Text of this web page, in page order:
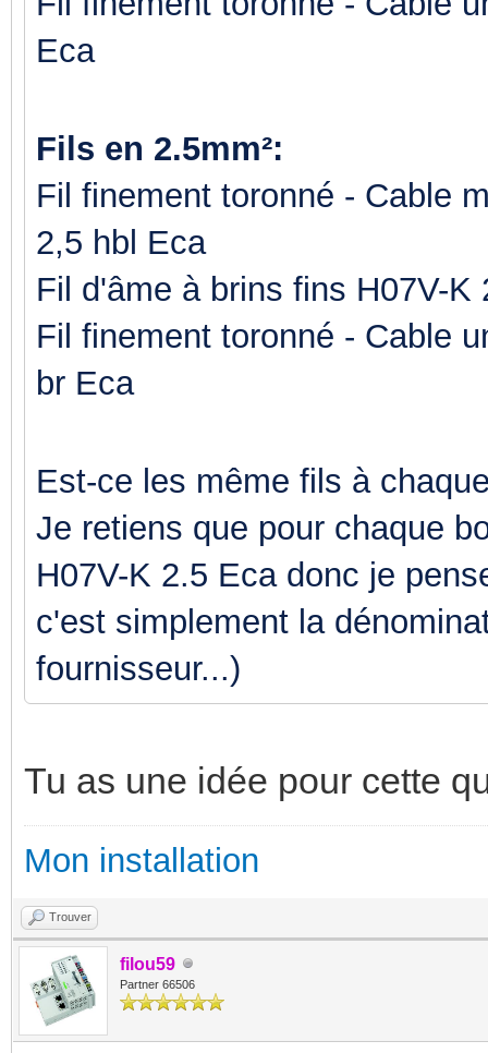
Eca
Fils en 2.5mm²:
Fil finement toronné - Cable
2,5 hbl Eca
Fil d'âme à brins fins H07V-K
Fil finement toronné - Cable
br Eca
Est-ce les même fils à
Je retiens que pour chaque
H07V-K 2.5 Eca donc je
c'est simplement la
fournisseur...)
Tu as une idée pour cette
Mon installation
Trouver
filou59
Partner 66506